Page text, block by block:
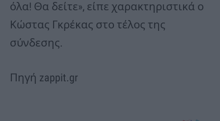
όλα! Θα δείτε», είπε χαρακτηριστικά ο
Κώστας Γκρέκας στο τέλος της
σύνδεσης.
Πηγή zappit.gr